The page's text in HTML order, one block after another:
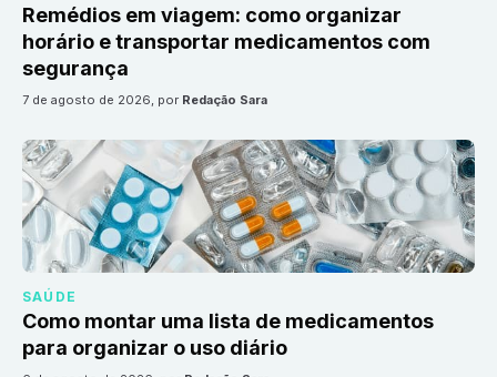
Remédios em viagem: como organizar
horário e transportar medicamentos com
segurança
7 de agosto de 2026, por Redação Sara
SAÚDE
Como montar uma lista de medicamentos
para organizar o uso diário